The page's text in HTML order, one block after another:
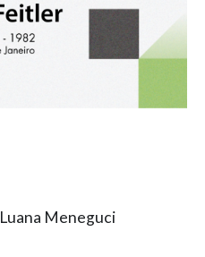
Meneguci